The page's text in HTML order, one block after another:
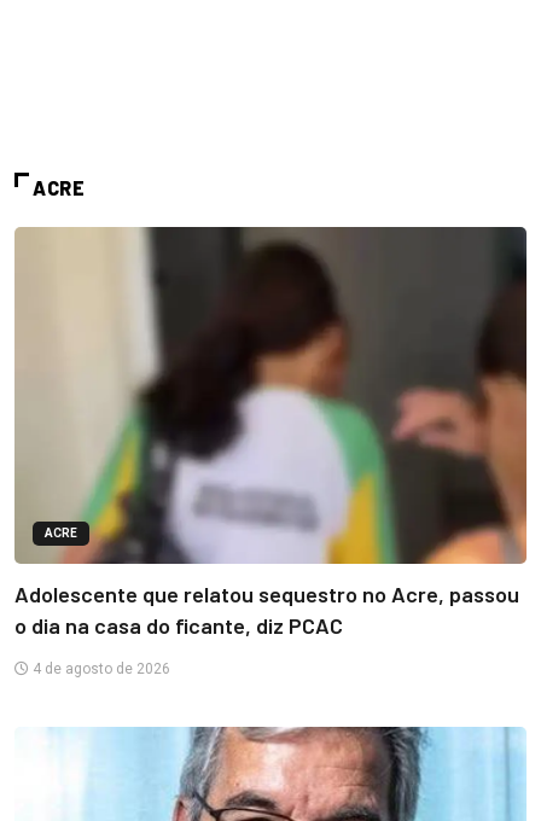
ACRE
ACRE
Adolescente que relatou sequestro no Acre, passou
o dia na casa do ficante, diz PCAC
4 de agosto de 2026